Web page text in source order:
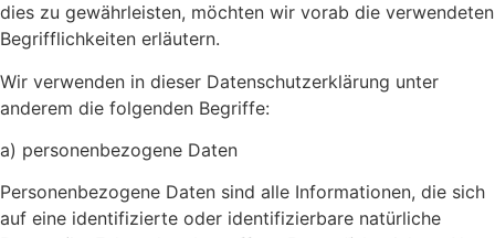
dies zu gewährleisten, möchten wir vorab die verwendeten
Begrifflichkeiten erläutern.
Wir verwenden in dieser Datenschutzerklärung unter
anderem die folgenden Begriffe:
a) personenbezogene Daten
Personenbezogene Daten sind alle Informationen, die sich
auf eine identifizierte oder identifizierbare natürliche